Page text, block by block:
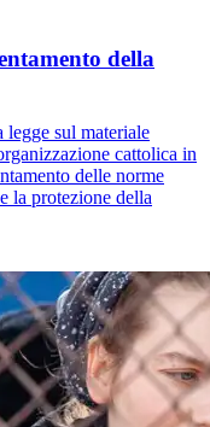
della
legge sul materiale
cattolica in
delle norme
la protezione della